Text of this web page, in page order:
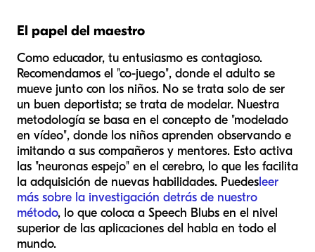
El papel del maestro
Como educador, tu entusiasmo es contagioso.
Recomendamos el "co-juego", donde el adulto se
mueve junto con los niños. No se trata solo de ser
un buen deportista; se trata de modelar. Nuestra
metodología se basa en el concepto de "modelado
en vídeo", donde los niños aprenden observando e
imitando a sus compañeros y mentores. Esto activa
las "neuronas espejo" en el cerebro, lo que les facilita
la adquisición de nuevas habilidades. Puedesleer
más sobre la investigación detrás de nuestro
método, lo que coloca a Speech Blubs en el nivel
superior de las aplicaciones del habla en todo el
mundo.